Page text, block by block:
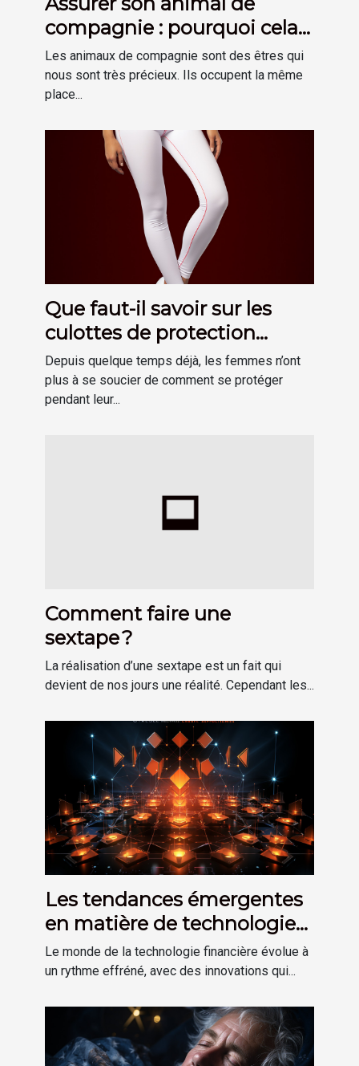
compagnie : pourquoi cela
est-il important ?
Les animaux de compagnie sont des êtres qui
nous sont très précieux. Ils occupent la même
place...
Que faut-il savoir sur les
culottes de protection
hygiénique menstruelle ?
Depuis quelque temps déjà, les femmes n’ont
plus à se soucier de comment se protéger
pendant leur...
Comment faire une
sextape ?
La réalisation d’une sextape est un fait qui
devient de nos jours une réalité. Cependant les...
Les tendances émergentes
en matière de technologie
financière
Le monde de la technologie financière évolue à
un rythme effréné, avec des innovations qui...